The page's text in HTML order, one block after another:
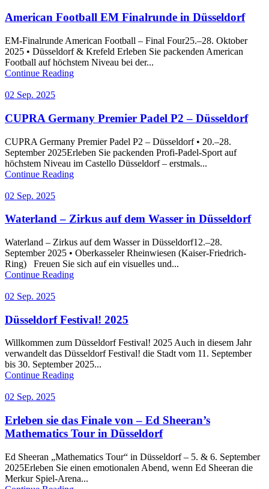
American Football EM Finalrunde in Düsseldorf
EM-Finalrunde American Football – Final Four25.–28. Oktober
2025 • Düsseldorf & Krefeld Erleben Sie packenden American
Football auf höchstem Niveau bei der...
Continue Reading
02 Sep. 2025
CUPRA Germany Premier Padel P2 – Düsseldorf
CUPRA Germany Premier Padel P2 – Düsseldorf • 20.–28.
September 2025Erleben Sie packenden Profi-Padel-Sport auf
höchstem Niveau im Castello Düsseldorf – erstmals...
Continue Reading
02 Sep. 2025
Waterland – Zirkus auf dem Wasser in Düsseldorf
Waterland – Zirkus auf dem Wasser in Düsseldorf12.–28.
September 2025 • Oberkasseler Rheinwiesen (Kaiser-Friedrich-
Ring) Freuen Sie sich auf ein visuelles und...
Continue Reading
02 Sep. 2025
Düsseldorf Festival! 2025
Willkommen zum Düsseldorf Festival! 2025 Auch in diesem Jahr
verwandelt das Düsseldorf Festival! die Stadt vom 11. September
bis 30. September 2025...
Continue Reading
02 Sep. 2025
Erleben sie das Finale von – Ed Sheeran’s
Mathematics Tour in Düsseldorf
Ed Sheeran „Mathematics Tour“ in Düsseldorf – 5. & 6. September
2025Erleben Sie einen emotionalen Abend, wenn Ed Sheeran die
Merkur Spiel-Arena...